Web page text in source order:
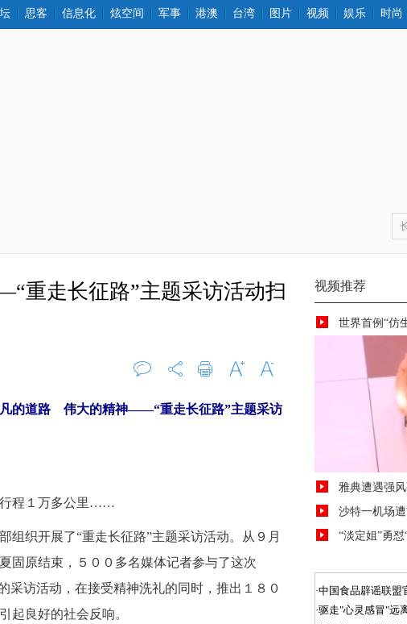
思客 信息化 炫空间 军事 港澳 台湾 图片 视频 娱乐 时尚
重走长征路”主题采访活动扫
打印 字大 字小
的道路 伟大的精神——“重走长征路”主题采访
程１万多公里……
织开展了“重走长征路”主题采访活动。从９月
固原结束，５００多名媒体记者参与了这次
访活动，在接受精神洗礼的同时，推出１８０
起良好的社会反响。